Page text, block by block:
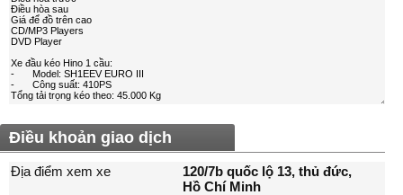
Điều khoản giao dịch
Địa điểm xem xe
120/7b quốc lộ 13, thủ đức,
Hồ Chí Minh